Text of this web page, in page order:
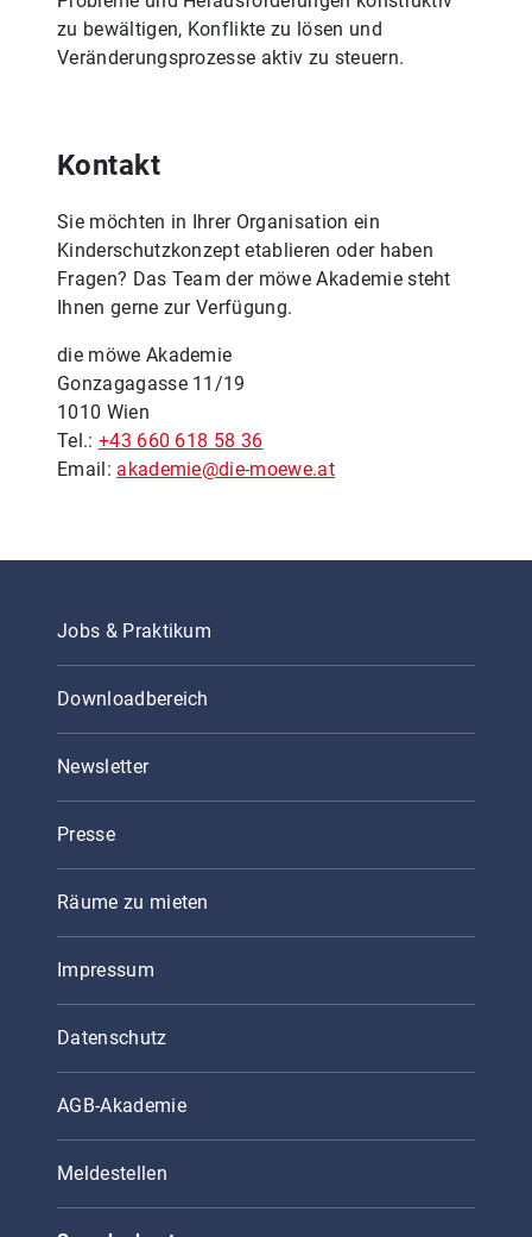
zu bewältigen, Konflikte zu lösen und
Veränderungsprozesse aktiv zu steuern.
Kontakt
Sie möchten in Ihrer Organisation ein
Kinderschutzkonzept etablieren oder haben
Fragen? Das Team der möwe Akademie steht
Ihnen gerne zur Verfügung.
die möwe Akademie
Gonzagagasse 11/19
1010 Wien
Tel.: +43 660 618 58 36
Email: akademie@die-moewe.at
Jobs & Praktikum
Downloadbereich
Newsletter
Presse
Räume zu mieten
Impressum
Datenschutz
AGB-Akademie
Meldestellen